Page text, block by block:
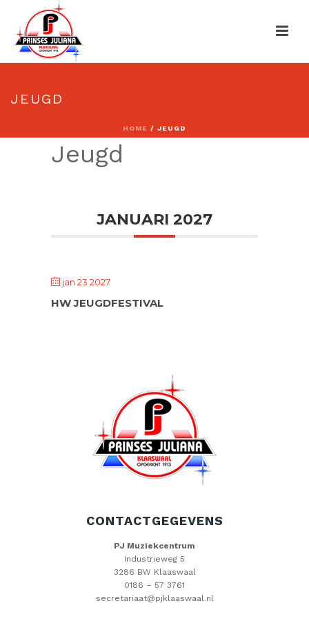
JEUGD
HOME / JEUGD
Jeugd
JANUARI 2027
jan 23 2027
HW JEUGDFESTIVAL
CONTACTGEGEVENS
PJ Muziekcentrum
Industrieweg 5
3286 BW Klaaswaal
0186 – 57 3761
secretariaat@pjklaaswaal.nl